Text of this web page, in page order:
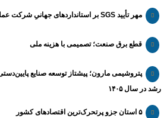
مهر تأیید SGS بر استانداردهای جهانیِ شرکت عملیات اکتشاف نفت
قطع برق صنعت؛ تصمیمی با هزینه ملی
پتروشیمی مارون؛ پیشتاز توسعه صنایع
رشد در سال ۱۴۰۵
۵ استان جزو پرتحرک‌ترین اقتصاد‌های کشور